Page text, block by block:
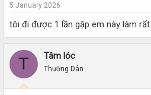
5 January 2026
tôi đi được 1 lần gặp em này làm
T Tâm lóc
Thường Dân